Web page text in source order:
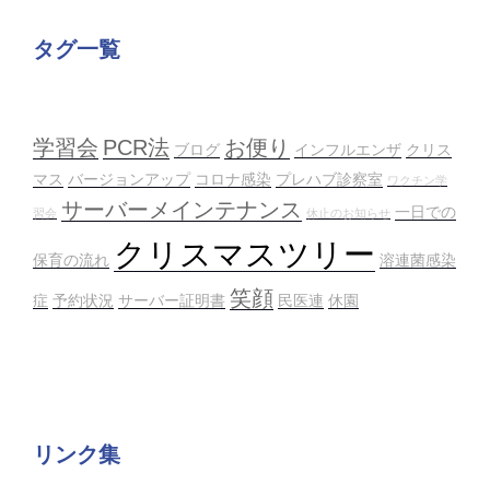
タグ一覧
学習会 PCR法 ブログ お便り インフルエンザ クリス
マス バージョンアップ コロナ感染 プレハブ診察室 ワクチン学
習会 サーバーメインテナンス 休止のお知らせ 一日での
保育の流れ クリスマスツリー 溶連菌感染
症 予約状況 サーバー証明書 笑顔 民医連 休園
リンク集